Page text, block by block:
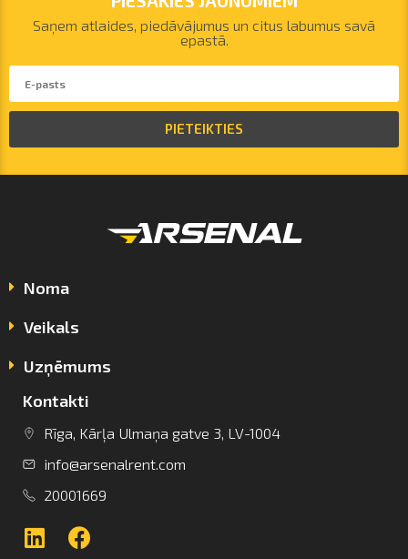
Lietuva
Saņem atlaides, piedāvājumus un citus labumus savā
epastā.
PIETEIKTIES
Noma
Veikals
Uzņēmums
Kontakti
Rīga, Kārļa Ulmaņa gatve 3, LV-1004
info@arsenalrent.com
20001669